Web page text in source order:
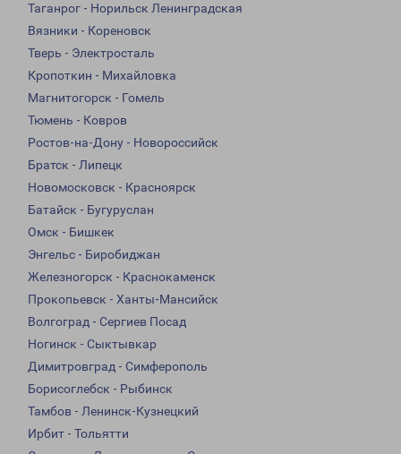
Таганрог - Норильск Ленинградская
Вязники - Кореновск
Тверь - Электросталь
Кропоткин - Михайловка
Магнитогорск - Гомель
Тюмень - Ковров
Ростов-на-Дону - Новороссийск
Братск - Липецк
Новомосковск - Красноярск
Батайск - Бугуруслан
Омск - Бишкек
Энгельс - Биробиджан
Железногорск - Краснокаменск
Прокопьевск - Ханты-Мансийск
Волгоград - Сергиев Посад
Ногинск - Сыктывкар
Димитровград - Симферополь
Борисоглебск - Рыбинск
Тамбов - Ленинск-Кузнецкий
Ирбит - Тольятти